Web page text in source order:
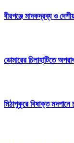
বীরগঞ্জে মাদকদ্রব্য ও
ডোমারের চিলাহাটিতে
মিঠাপুকুরে বিষাক্ত